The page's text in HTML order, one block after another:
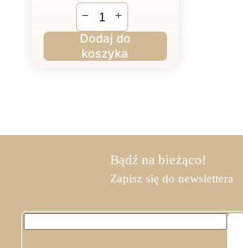
ilość
BLUE
MOON
BODY
CONCENTRATE
− +
Dodaj do
koszyka
Bądź na bieżąco!
Zapisz się do newslettera